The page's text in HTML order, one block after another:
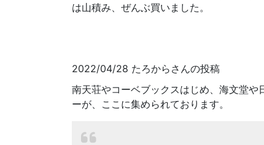
は山積み、ぜんぶ買いました。
2022/04/28 たろからさんの投稿
南天荘やコーベブックスはじめ、海文堂
ーが、ここに集められております。